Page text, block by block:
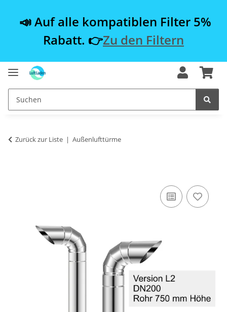
📣 Auf alle kompatiblen Filter 5%
Rabatt. 👉Zu den Filtern
Zurück zur Liste Außenlufttürme